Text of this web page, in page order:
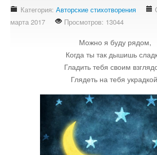
Стихотворения
Информационные технологии
Категория: Авторские стихотворения
марта 2017
Просмотров: 13044
Можно я буду рядом,
Когда ты так дышишь
Гладить тебя своим
Глядеть на тебя